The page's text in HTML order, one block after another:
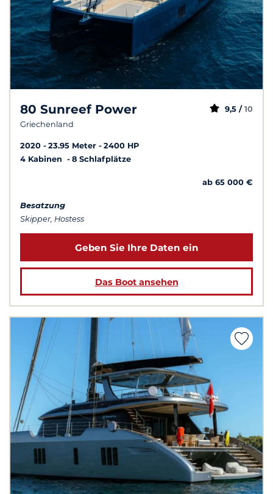
80 Sunreef Power
Griechenland
9,5 / 10
2020 23.95 Meter
2400 HP
4 Kabinen
8 Schlafplätze
ab 65 000 €
Besatzung
Skipper, Hostess
Geben Sie Ihre Daten ein
Das Boot ansehen